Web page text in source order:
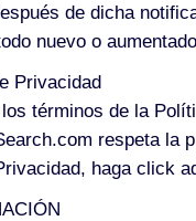
de dicha
nuevo o
Privacidad
términos de la
respeta la
haga click